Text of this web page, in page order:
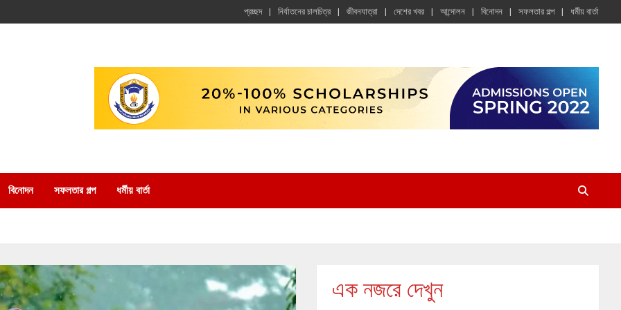
প্রচ্ছদ নির্যাতনের চালচিত্র জীবনযাত্রা দেশের খবর আন্দোলন বিনোদন সফলতার গল্প ধর্মীয় বার্তা
বিনোদন সফলতার গল্প ধর্মীয় বার্তা
এক নজরে দেখুন